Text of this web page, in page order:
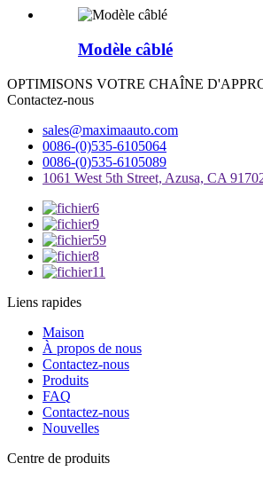
Modèle câblé
OPTIMISONS VOTRE CHAÎNE
Contactez-nous
sales@maximaauto.com
0086-(0)535-6105064
0086-(0)535-6105089
1061 West 5th Street, Azusa, CA
Liens rapides
Maison
À propos de nous
Contactez-nous
Produits
FAQ
Contactez-nous
Nouvelles
Centre de produits